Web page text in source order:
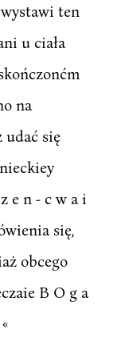
ten
u ciała
na
udać się
e n - c w a i
się,
obcego
B O g a